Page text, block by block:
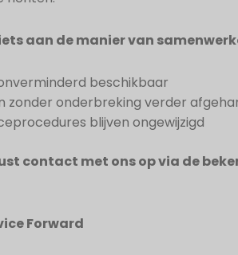
aan de manier van
beschikbaar
zonder onderbreking verder
blijven ongewijzigd
contact met ons op via de
Forward